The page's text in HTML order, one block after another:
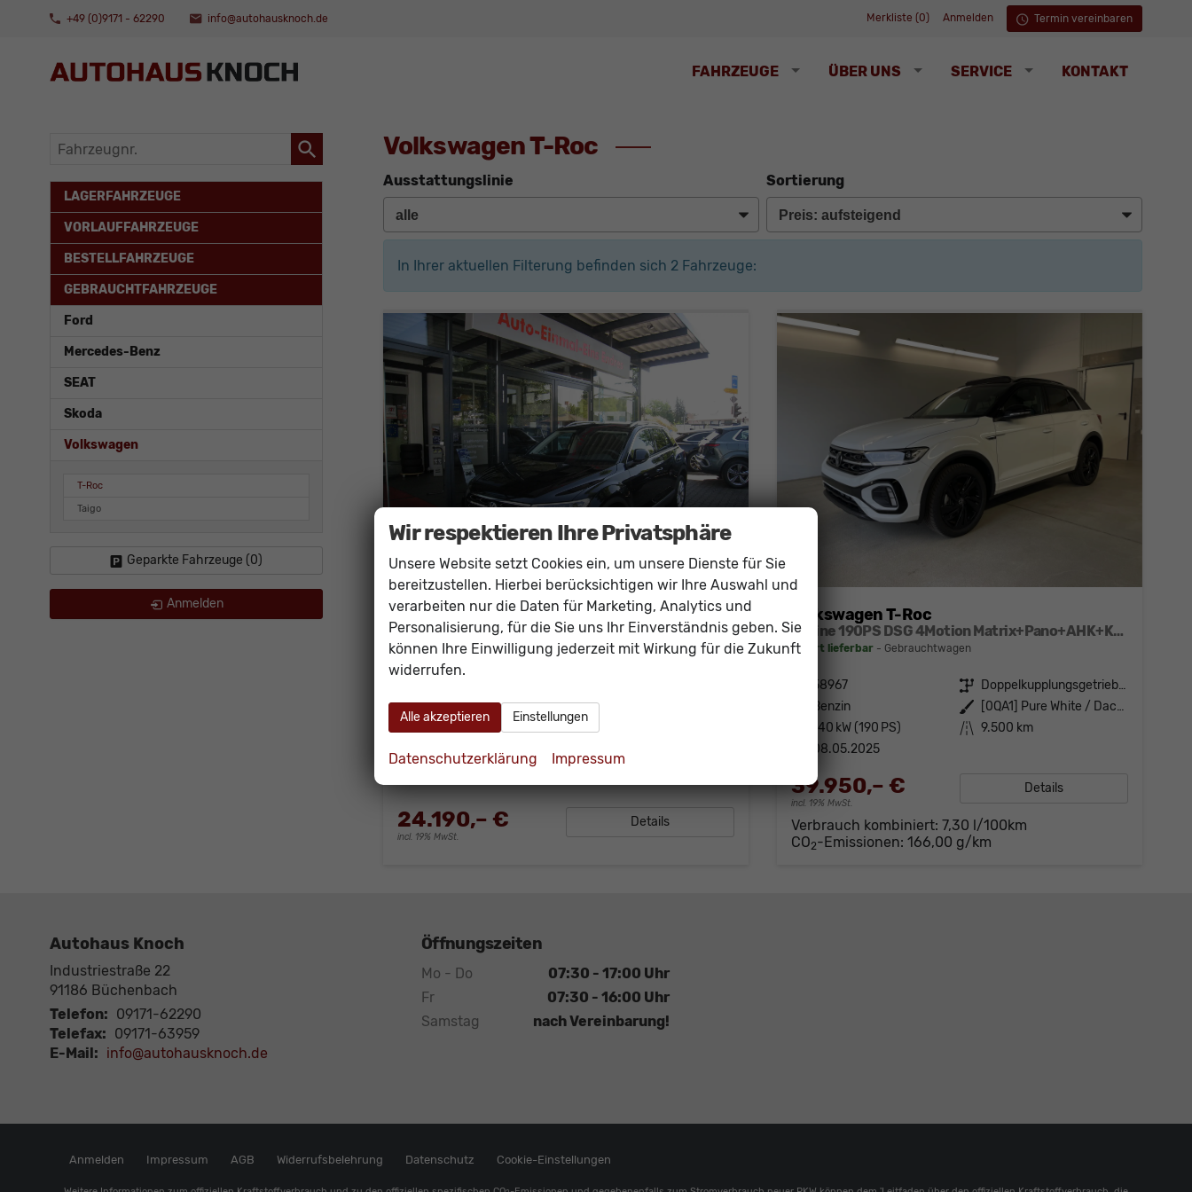
+49 (0)9171 - 62290 info@autohausknoch.de Merkliste (0) Anmelden Termin vereinbaren
FAHRZEUGE ÜBER UNS SERVICE KONTAKT
Volkswagen T-Roc
Ausstattungslinie Sortierung
In Ihrer aktuellen Filterung befinden sich 2Fahrzeuge:
Volkswagen T-Roc
1.5 TSI STYLE PLUS DSG
unverbindliche Lieferzeit: sofort Gebrauchtwagen
Leistung – kW Kilometerstand 33.100 km
13.06.2023
24.190,– €
incl. 19% MwSt.
Details
Volkswagen T-Roc
R-Line 190PS DSG 4Motion Matrix+Pano+AHK+Keyless+NaviPro+eHeck+GV5+Alu18
sofort lieferbar Gebrauchtwagen
58967 Getriebe
Doppelkupplungsgetriebe (DSG)
Benzin Außenfarbe
[0QA1] Pure White / Dach Schwarz
140 kW (190 PS) Kilometerstand 9.500 km
08.05.2025
39.950,– €
incl. 19% MwSt.
Details
Verbrauch kombiniert: 7,30 l/100km
CO2-Emissionen: 166,00 g/km
Fahrzeugnr.
LAGERFAHRZEUGE
VORLAUFFAHRZEUGE
BESTELLFAHRZEUGE
GEBRAUCHTFAHRZEUGE
Ford
Mercedes-Benz
SEAT
Skoda
Volkswagen
T-Roc
Taigo
Geparkte Fahrzeuge (0)
Anmelden
Autohaus Knoch
Industriestraße 22
91186 Büchenbach
Telefon: 09171-62290
Telefax: 09171-63959
E-Mail: info@autohausknoch.de
Öffnungszeiten
Mo - Do
07:30 - 17:00 Uhr
Fr
07:30 - 16:00 Uhr
Samstag
nach Vereinbarung!
Anmelden Impressum AGB Widerrufsbelehrung Datenschutz Cookie-Einstellungen
Wir respektieren Ihre Privatsphäre
Unsere Website setzt Cookies ein, um unsere Dienste für Sie
bereitzustellen. Hierbei berücksichtigen wir Ihre Auswahl und
verarbeiten nur die Daten für Marketing, Analytics und
Personalisierung, für die Sie uns Ihr Einverständnis geben. Sie
können Ihre Einwilligung jederzeit mit Wirkung für die Zukunft
widerrufen.
Alle akzeptieren Einstellungen
Datenschutzerklärung Impressum